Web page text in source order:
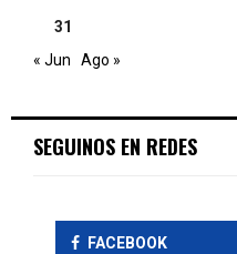
31
« Jun
Ago »
SEGUINOS EN REDES
FACEBOOK